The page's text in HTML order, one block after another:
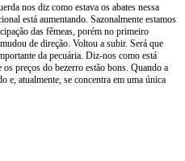
nos diz como estava os abates nessa
está aumentando. Sazonalmente estamos
das fêmeas, porém no primeiro
de direção. Voltou a subir. Será que
da pecuária. Diz-nos como está
preços do bezerro estão bons. Quando a
e, atualmente, se concentra em uma única